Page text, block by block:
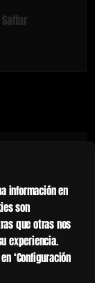
información en
son
que otras nos
experiencia.
‘Configuración
Saltar
Arma Especial
Arrojar Arma